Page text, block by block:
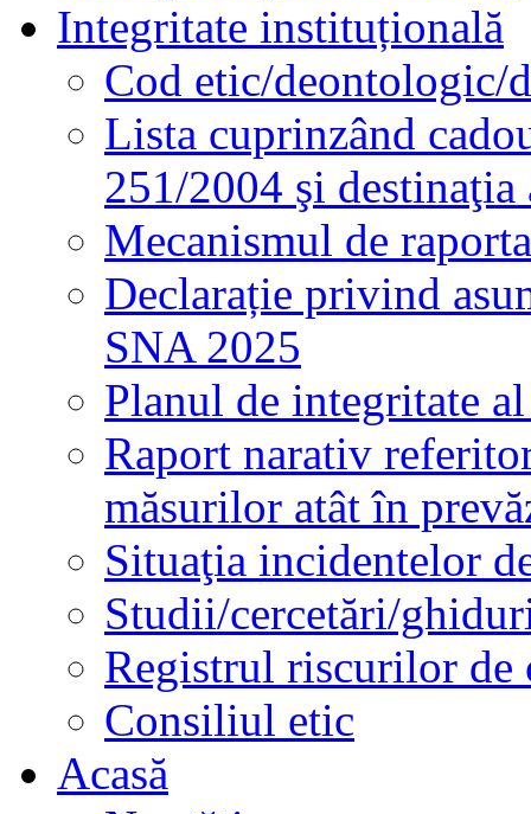
Integritate instituțională
Cod etic/deontologic/
Lista cuprinzând
251/2004 şi destinaţia
Mecanismul de
Declarație privind
SNA 2025
Planul de integritate
Raport narativ
măsurilor atât în
Situaţia incidentelor
Studii/cercetări/
Registrul riscurilor de
Consiliul etic
Acasă